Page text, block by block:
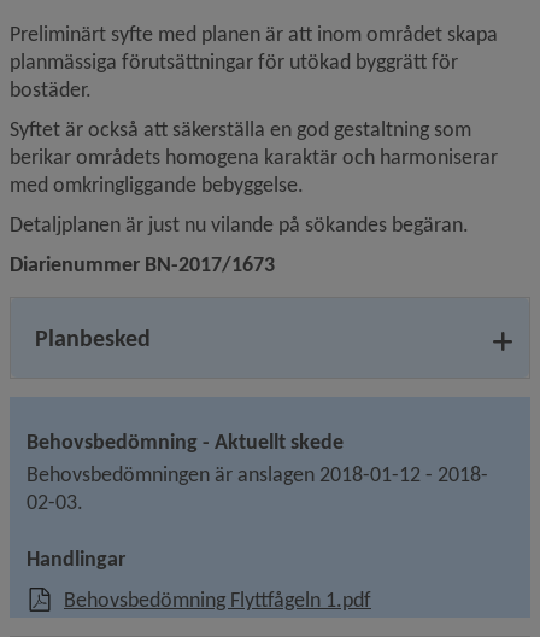
Preliminärt syfte med planen är att inom området skapa
planmässiga förutsättningar för utökad byggrätt för
bostäder.
Syftet är också att säkerställa en god gestaltning som
berikar områdets homogena karaktär och harmoniserar
med omkringliggande bebyggelse.
Detaljplanen är just nu vilande på sökandes begäran.
Diarienummer BN-2017/1673
Planbesked
Behovsbedömning - Aktuellt skede
Behovsbedömningen är anslagen 2018-01-12 - 2018-
02-03.
Handlingar
Behovsbedömning Flyttfågeln 1.pdf, 455.8 kB, öppnas